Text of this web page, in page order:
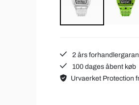
2 års
100 dages åbent køb
Urvaerket Protection